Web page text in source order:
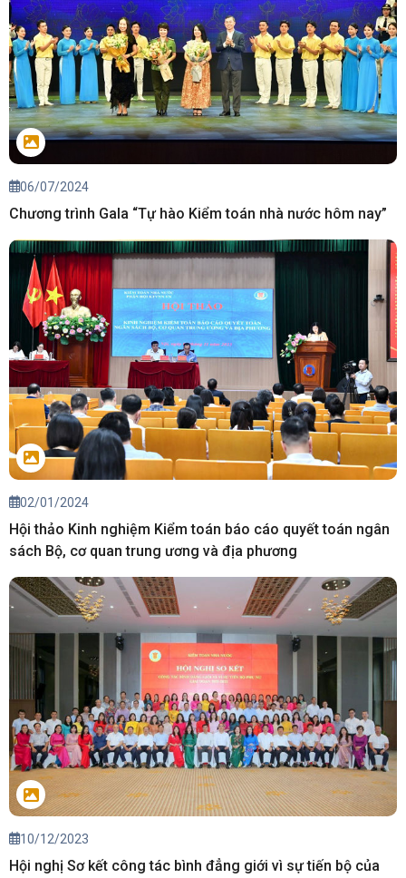
06/07/2024
Chương trình Gala “Tự hào Kiểm toán nhà nước hôm nay”
02/01/2024
Hội thảo Kinh nghiệm Kiểm toán báo cáo quyết toán ngân
sách Bộ, cơ quan trung ương và địa phương
10/12/2023
Hội nghị Sơ kết công tác bình đẳng giới vì sự tiến bộ của